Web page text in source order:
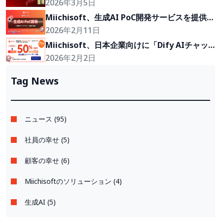
「沖縄2Go！」の開発に参画
2026年3月5日
Miichisoft、生成AI PoC開発サービスを提供開
始。アイデアを2〜4週間で実現可能なプロトタ
イプに。
2026年2月11日
Miichisoft、日本企業向けに「Dify AIチャッ
トボット」導入支援プランを50％割引で提供。
2026年2月2日
Tag News
ニュース (95)
社員の幸せ (5)
顧客の幸せ (6)
Miichisoftのソリューション (4)
生成AI (5)